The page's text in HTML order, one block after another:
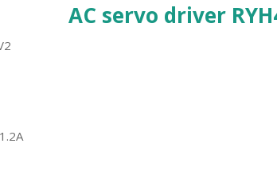
AC servo driver